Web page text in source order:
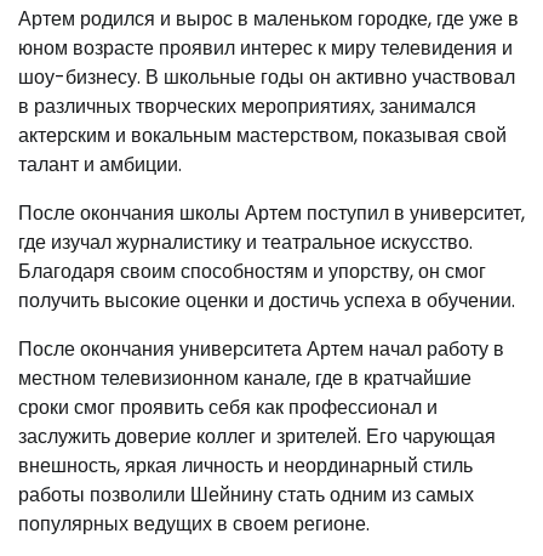
Артем родился и вырос в маленьком городке, где уже в
юном возрасте проявил интерес к миру телевидения и
шоу-бизнесу. В школьные годы он активно участвовал
в различных творческих мероприятиях, занимался
актерским и вокальным мастерством, показывая свой
талант и амбиции.
После окончания школы Артем поступил в университет,
где изучал журналистику и театральное искусство.
Благодаря своим способностям и упорству, он смог
получить высокие оценки и достичь успеха в обучении.
После окончания университета Артем начал работу в
местном телевизионном канале, где в кратчайшие
сроки смог проявить себя как профессионал и
заслужить доверие коллег и зрителей. Его чарующая
внешность, яркая личность и неординарный стиль
работы позволили Шейнину стать одним из самых
популярных ведущих в своем регионе.